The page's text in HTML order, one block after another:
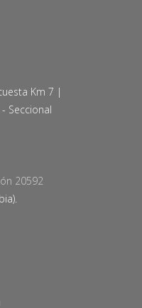
Km 7 |
Seccional
20592